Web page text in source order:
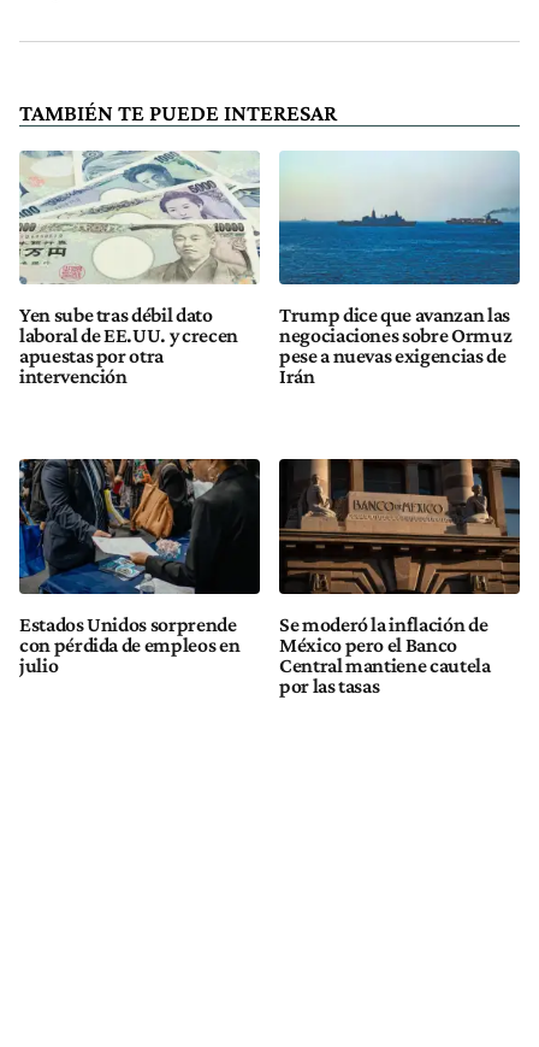
TAMBIÉN TE PUEDE INTERESAR
Yen sube tras débil dato
laboral de EE.UU. y crecen
apuestas por otra
intervención
Trump dice que avanzan las
negociaciones sobre Ormuz
pese a nuevas exigencias de
Irán
Estados Unidos sorprende
con pérdida de empleos en
julio
Se moderó la inflación de
México pero el Banco
Central mantiene cautela
por las tasas